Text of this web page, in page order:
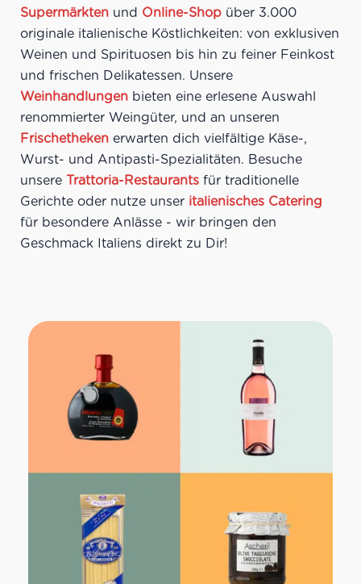
Supermärkten und Online-Shop über 3.000
originale italienische Köstlichkeiten: von exklusiven
Weinen und Spirituosen bis hin zu feiner Feinkost
und frischen Delikatessen. Unsere
Weinhandlungen bieten eine erlesene Auswahl
renommierter Weingüter, und an unseren
Frischetheken erwarten dich vielfältige Käse-,
Wurst- und Antipasti-Spezialitäten. Besuche
unsereTrattoria-Restaurants für traditionelle
Gerichte oder nutze unser italienisches Catering
für besondere Anlässe - wir bringen den
Geschmack Italiens direkt zu Dir!